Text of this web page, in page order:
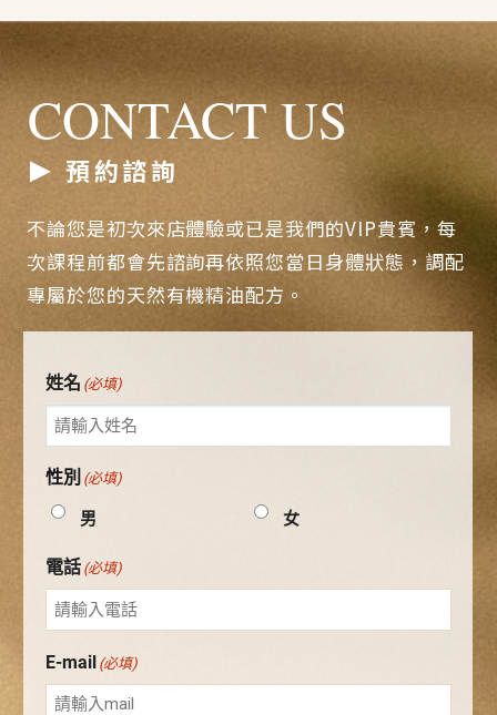
CONTACT US
預約諮詢
不論您是初次來店體驗或已是我們的VIP貴賓，每
次課程前都會先諮詢再依照您當日身體狀態，調配
專屬於您的天然有機精油配方。
姓名 (必填)
性別 (必填)
男 女
電話 (必填)
E-mail (必填)